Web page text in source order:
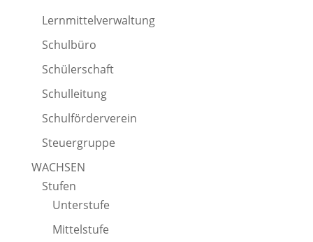
Lernmittelverwaltung
Schulbüro
Schülerschaft
Schulleitung
Schulförderverein
Steuergruppe
WACHSEN
Stufen
Unterstufe
Mittelstufe